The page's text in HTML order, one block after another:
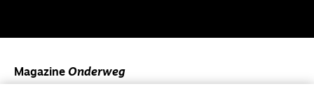
Magazine Onderweg